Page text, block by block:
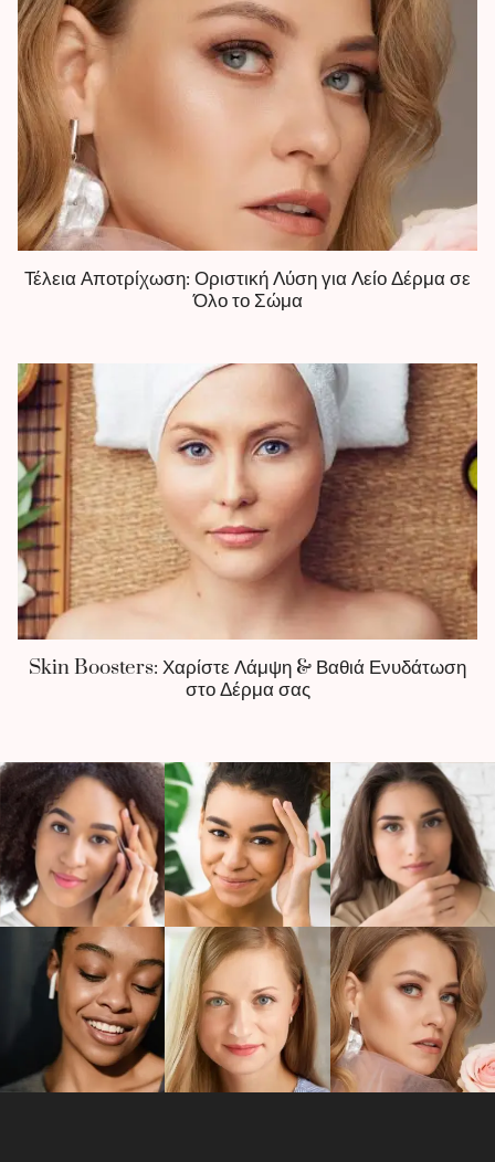
Τέλεια Αποτρίχωση: Οριστική Λύση για Λείο Δέρμα σε
Όλο το Σώμα
Skin Boosters: Χαρίστε Λάμψη & Βαθιά Ενυδάτωση
στο Δέρμα σας